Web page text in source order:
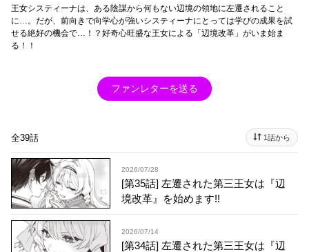
王女システィーナは、ある陰謀から何もない辺境の領地に左遷されること
に…。だが、前向きで向学心が強いシスティーナにとっては学びの成果を試
せる絶好の機会で…！？好奇心旺盛な王女による「辺境改革」がいま始ま
る！！
ファンレターを送る
全39話 1話から
2026/07/28
[第35話] 左遷された第三王女は『辺
境改革』を始めます!!
2026/07/14
[第34話] 左遷された第三王女は『辺